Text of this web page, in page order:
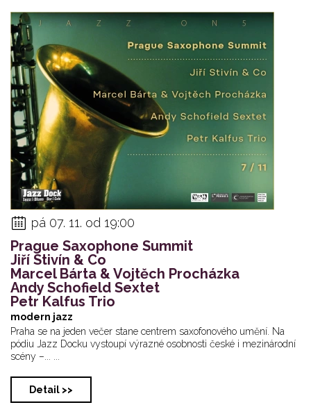
pá 07. 11. od 19:00
Prague Saxophone Summit
Jiří Stivín & Co
Marcel Bárta & Vojtěch Procházka
Andy Schofield Sextet
Petr Kalfus Trio
modern jazz
Praha se na jeden večer stane centrem saxofonového umění. Na
pódiu Jazz Docku vystoupí výrazné osobnosti české i mezinárodní
scény –... ...
Detail >>